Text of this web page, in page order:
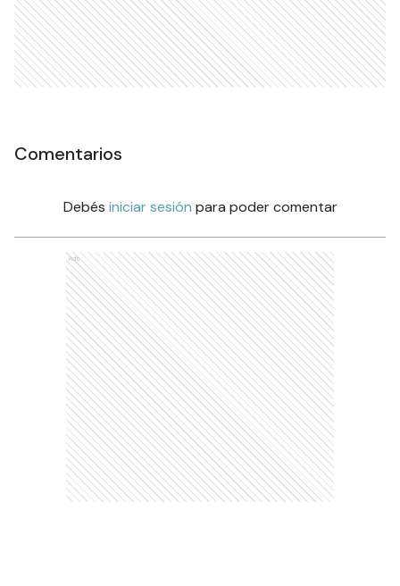
Comentarios
Debés iniciar sesión para poder comentar
Ads